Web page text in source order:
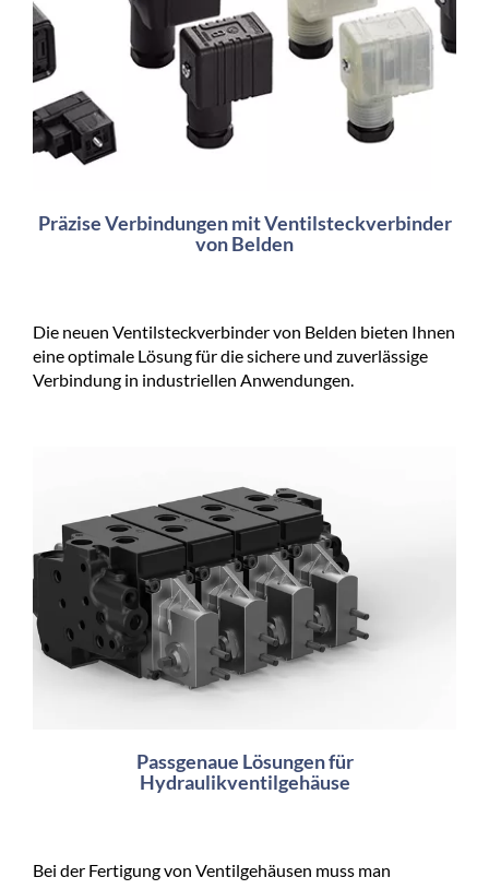
Präzise Verbindungen mit Ventilsteckverbinder
von Belden
Die neuen Ventilsteckverbinder von Belden bieten Ihnen
eine optimale Lösung für die sichere und zuverlässige
Verbindung in industriellen Anwendungen.
Passgenaue Lösungen für
Hydraulikventilgehäuse
Bei der Fertigung von Ventilgehäusen muss man